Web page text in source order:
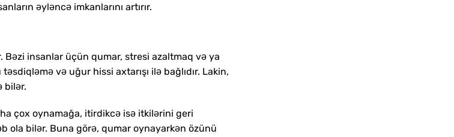
əyləncə imkanlarını artırır.
Bəzi insanlar üçün qumar, stresi azaltmaq və ya
və uğur hissi axtarışı ilə bağlıdır. Lakin,
bilər.
çox oynamağa, itirdikcə isə itkilərini geri
ola bilər. Buna görə, qumar oynayarkən özünü